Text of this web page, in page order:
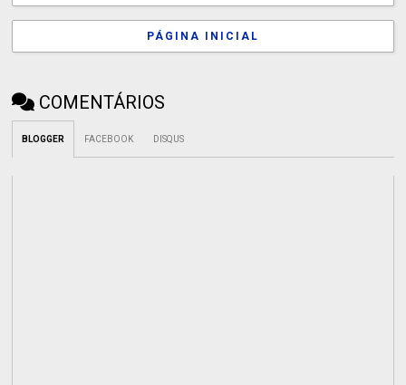
PÁGINA INICIAL
COMENTÁRIOS
BLOGGER FACEBOOK DISQUS